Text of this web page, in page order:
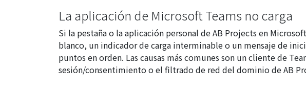
La aplicación de Microsoft Teams no carga
Si la pestaña o la aplicación personal de AB Projects en
blanco, un indicador de carga interminable o un mensaje de
puntos en orden. Las causas más comunes son un cliente de
sesión/consentimiento o el filtrado de red del dominio de AB